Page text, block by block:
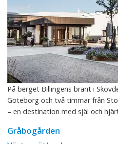
På berget Billingens brant i
Göteborg och två timmar från
– en destination med själ och
Gråbogården